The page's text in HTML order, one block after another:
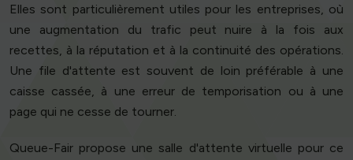
Elles sont particulièrement utiles pour les entreprises, où
une augmentation du trafic peut nuire à la fois aux
recettes, à la réputation et à la continuité des opérations.
Une file d'attente est souvent de loin préférable à une
caisse cassée, à une erreur de temporisation ou à une
page qui ne cesse de tourner.
Queue-Fair propose une salle d'attente virtuelle pour ce